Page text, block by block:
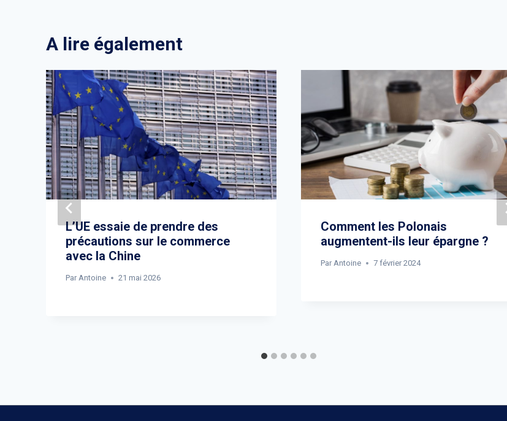
A lire également
L’UE essaie de prendre des
précautions sur le commerce
avec la Chine
Par Antoine 21 mai 2026
Comment les Polonais
augmentent-ils leur épargne ?
Par Antoine 7 février 2024